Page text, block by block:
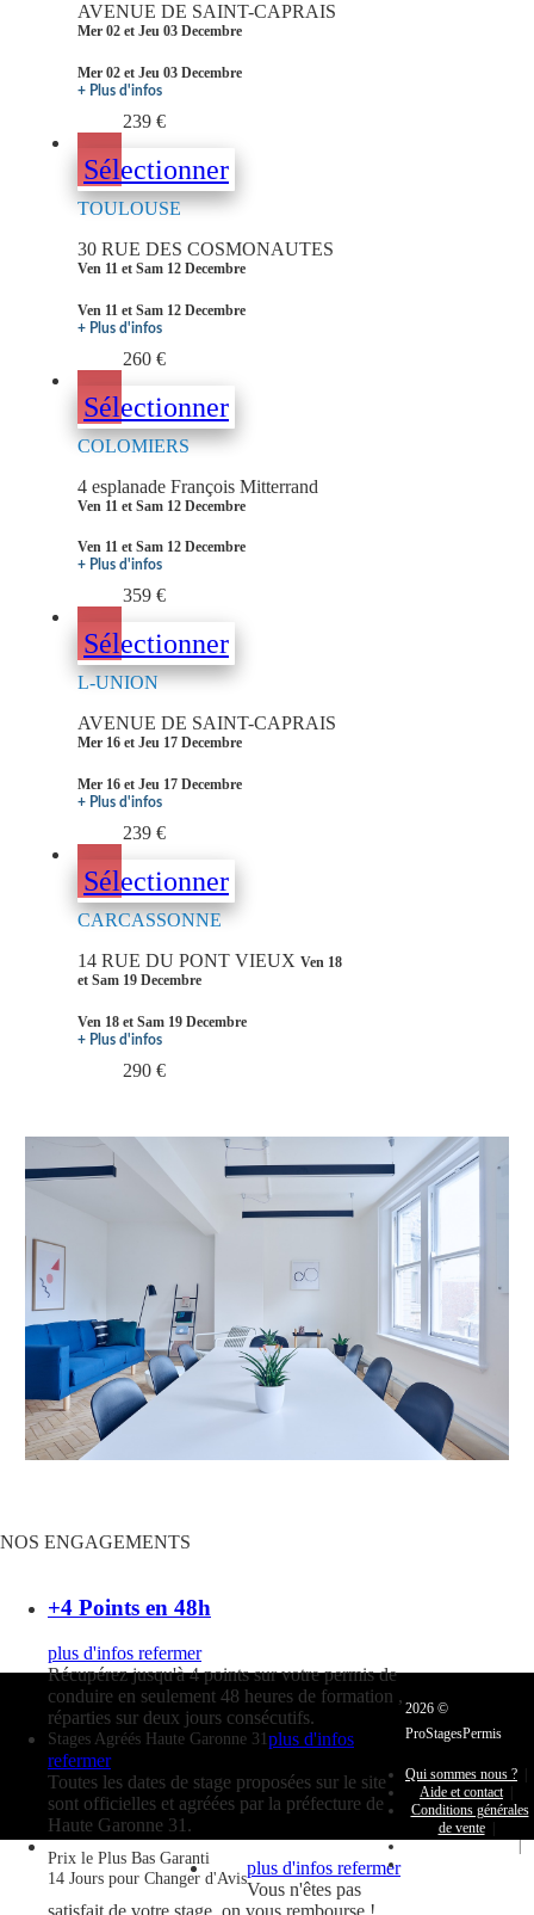
AVENUE DE SAINT-CAPRAIS
Mer 02 et Jeu 03 Decembre
Mer 02 et Jeu 03 Decembre
+ Plus d'infos
239 €
Sélectionner
TOULOUSE
30 RUE DES COSMONAUTES
Ven 11 et Sam 12 Decembre
Ven 11 et Sam 12 Decembre
+ Plus d'infos
260 €
Sélectionner
COLOMIERS
4 esplanade François Mitterrand
Ven 11 et Sam 12 Decembre
Ven 11 et Sam 12 Decembre
+ Plus d'infos
359 €
Sélectionner
L-UNION
AVENUE DE SAINT-CAPRAIS
Mer 16 et Jeu 17 Decembre
Mer 16 et Jeu 17 Decembre
+ Plus d'infos
239 €
Sélectionner
CARCASSONNE
14 RUE DU PONT VIEUX Ven 18
et Sam 19 Decembre
Ven 18 et Sam 19 Decembre
+ Plus d'infos
290 €
NOS ENGAGEMENTS
+4 Points en 48h
plus d'infos refermer
Récupérez jusqu'à 4 points sur votre permis de
conduire en seulement 48 heures de formation ,
réparties sur deux jours consécutifs.
Stages Agréés Haute Garonne 31 plus d'infos
refermer
Toutes les dates de stage proposées sur le site
sont officielles et agréées par la préfecture de
Haute Garonne 31.
Prix le Plus Bas Garanti
14 Jours pour Changer d'Avis
plus d'infos refermer
Vous n'êtes pas
2026 ©
ProStagesPermis
Qui sommes nous ?
Aide et contact|
Conditions générales
de vente|